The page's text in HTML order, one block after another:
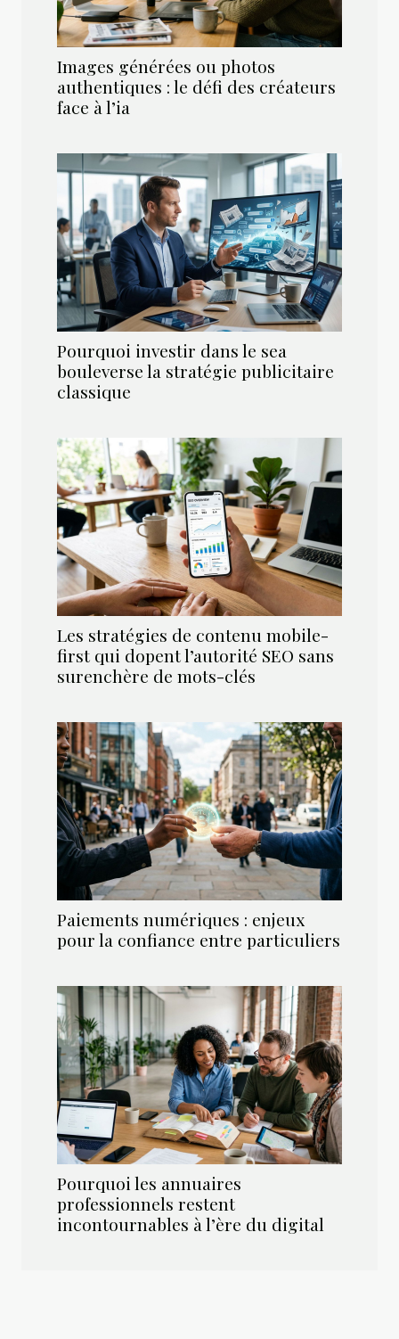
Images générées ou photos
authentiques : le défi des créateurs
face à l’ia
Pourquoi investir dans le sea
bouleverse la stratégie publicitaire
classique
Les stratégies de contenu mobile-
first qui dopent l’autorité SEO sans
surenchère de mots-clés
Paiements numériques : enjeux
pour la confiance entre particuliers
Pourquoi les annuaires
professionnels restent
incontournables à l’ère du digital